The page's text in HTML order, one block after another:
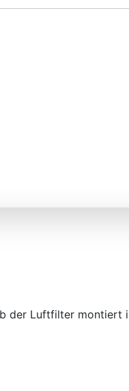
der Luftfilter montiert